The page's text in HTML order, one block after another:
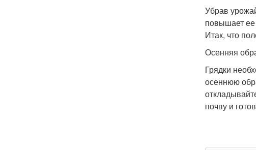
Убрав
повышает ее
Итак, что
Осенняя
Грядки
осеннюю
почву и